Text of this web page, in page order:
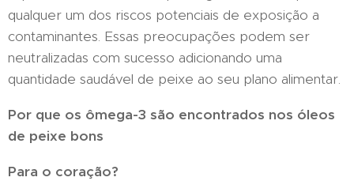
qualquer um dos riscos potenciais de exposição a
contaminantes. Essas preocupações podem ser
neutralizadas com sucesso adicionando uma
quantidade saudável de peixe ao seu plano alimentar.
Por que os ômega-3 são encontrados nos óleos
de peixe bons
Para o coração?